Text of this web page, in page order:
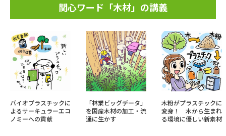
関心ワード「木材」の講義
バイオプラスチックに
よるサーキュラーエコ
ノミーへの貢献
「林業ビッグデータ」
を国産木材の加工・流
通に生かす
木粉がプラスチックに
変身！ 木から生まれ
る環境に優しい新素材